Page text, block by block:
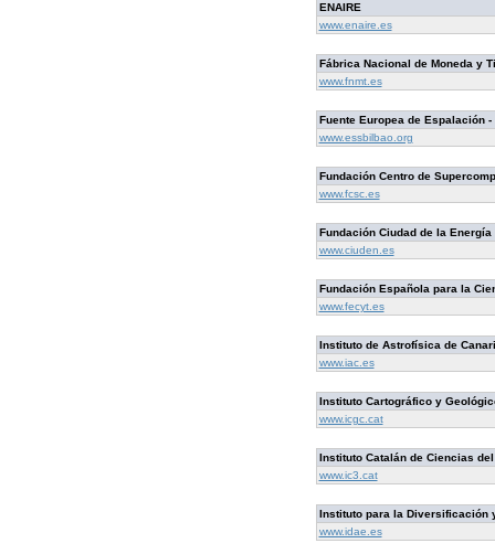
ENAIRE
www.enaire.es
Fábrica Nacional de Moneda y
www.fnmt.es
Fuente Europea de Espalación -
www.essbilbao.org
Fundación Centro de
www.fcsc.es
Fundación Ciudad de la Energía
www.ciuden.es
Fundación Española para la
www.fecyt.es
Instituto de Astrofísica de
www.iac.es
Instituto Cartográfico y
www.icgc.cat
Instituto Catalán de Ciencias del
www.ic3.cat
Instituto para la Diversificación
www.idae.es